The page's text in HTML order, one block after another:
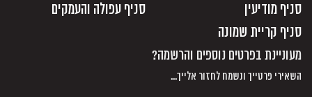
סניף מודיעין
סניף עפולה והעמקים
סניף קריית שמונה
מעוניינת בפרטים נוספים והרשמה?
השאירי פרטייך ונשמח לחזור אלייך...